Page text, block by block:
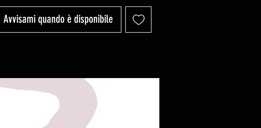
Avvisami quando è disponibile